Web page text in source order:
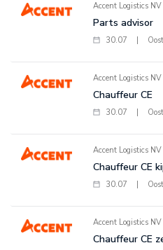
Accent Logistics NV
Parts advisor
30.07
Accent Logistics NV
Chauffeur CE
30.07
Accent Logistics NV
Chauffeur CE
30.07
Accent Logistics NV
Chauffeur CE